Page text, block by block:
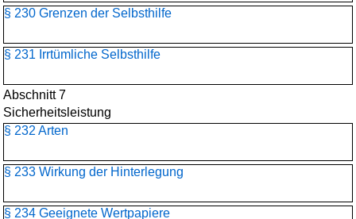
§ 230 Grenzen der Selbsthilfe
§ 231 Irrtümliche Selbsthilfe
Abschnitt 7
Sicherheitsleistung
§ 232 Arten
§ 233 Wirkung der Hinterlegung
§ 234 Geeignete Wertpapiere